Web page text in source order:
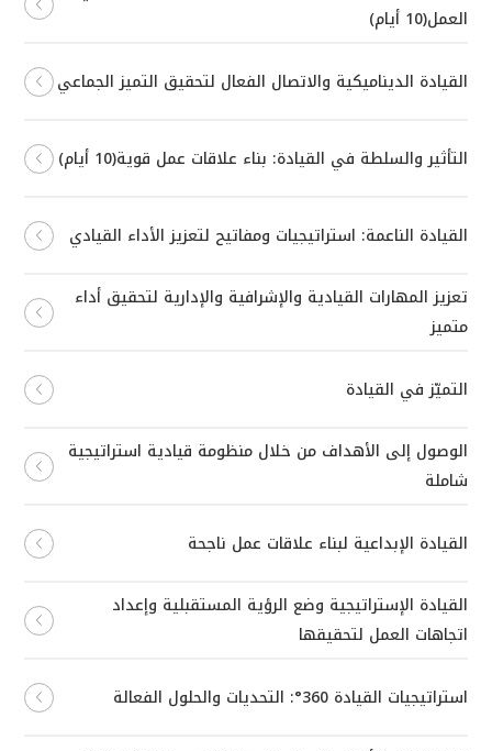
العمل(10 أيام)
القيادة الديناميكية والاتصال الفعال لتحقيق التميز الجماعي
التأثير والسلطة في القيادة: بناء علاقات عمل قوية(10 أيام)
القيادة الناعمة: استراتيجيات ومفاتيح لتعزيز الأداء القيادي
تعزيز المهارات القيادية والإشرافية والإدارية لتحقيق أداء
متميز
التميّز في القيادة
الوصول إلى الأهداف من خلال منظومة قيادية استراتيجية
شاملة
القيادة الإبداعية لبناء علاقات عمل ناجحة
القيادة الإستراتيجية وضع الرؤية المستقبلية وإعداد
اتجاهات العمل لتحقيقها
استراتيجيات القيادة 360°: التحديات والحلول الفعالة